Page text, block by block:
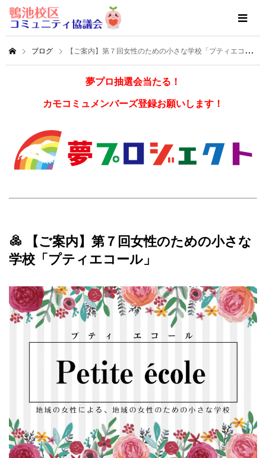
ブログ 【ご案内】第７回女性のための小さな学校「プティエコール」
夢プロ抽選会当たる！
カモコミュメンバーズ登録お願いします！
【ご案内】第７回女性のための小さな
学校「プティエコール」